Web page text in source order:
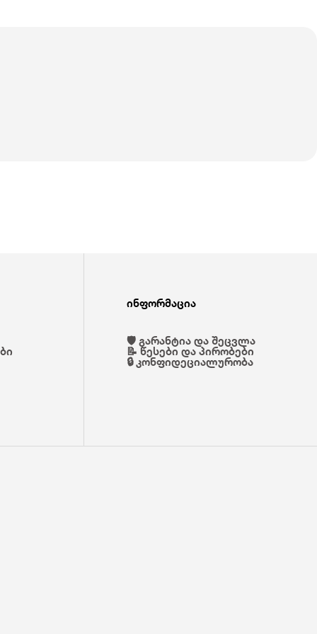
ინფორმაცია
🛡️ გარანტია და შეცვლა
📝 წესები და პირობები
🔒 კონფიდეციალურობა